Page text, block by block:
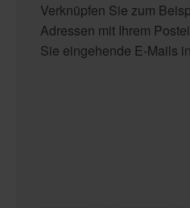
Verknüpfen Sie zum
Adressen mit Ihrem
Sie eingehende E-Mails